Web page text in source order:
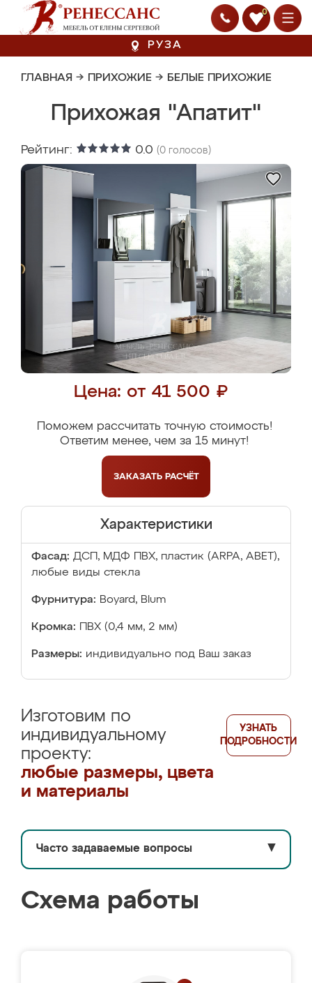
0
РУЗА
ГЛАВНАЯ → ПРИХОЖИЕ → БЕЛЫЕ ПРИХОЖИЕ
Прихожая "Апатит"
Рейтинг: 0.0 (0 голосов)
Цена: от 41 500 ₽
Поможем рассчитать точную стоимость!
Ответим менее, чем за 15 минут!
ЗАКАЗАТЬ РАСЧЁТ
Характеристики
Фасад: ДСП, МДФ ПВХ, пластик (ARPA, ABET),
любые виды стекла
Фурнитура: Boyard, Blum
Кромка: ПВХ (0,4 мм, 2 мм)
Размеры: индивидуально под Ваш заказ
Изготовим по
индивидуальному
проекту:
любые размеры, цвета
и материалы
УЗНАТЬ
ПОДРОБНОСТИ
Часто задаваемые вопросы ▼
Схема работы